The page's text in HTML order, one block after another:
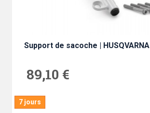
Support de sacoche | HUSQVARNA
89,10 €
7 jours